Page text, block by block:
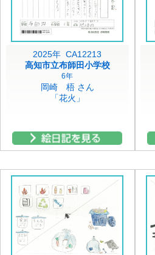
2025年 CA12213
高知市立布師田小学校
6年
岡崎 梧 さん
「花火」